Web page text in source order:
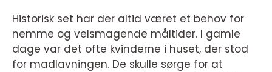
Historisk set har der altid været et behov for
nemme og velsmagende måltider. I gamle
dage var det ofte kvinderne i huset, der stod
for madlavningen. De skulle sørge for at